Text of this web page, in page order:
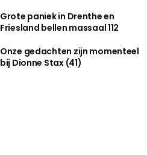
Grote paniek in Drenthe en
Friesland bellen massaal 112
Onze gedachten zijn momenteel
bij Dionne Stax (41)